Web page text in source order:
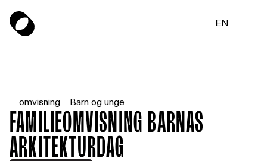
EN
omvisning Barn og unge
Familieomvisning Barnas
Arkitekturdag